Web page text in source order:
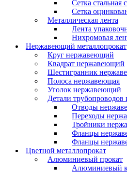
Сетка стальная
Сетка
Металлическая лента
Лента
Нихромовая
Нержавеющий металлопрокат
Круг нержавеющий
Квадрат нержавеющий
Шестигранник
Полоса нержавеющая
Уголок нержавеющий
Детали
Отводы
Переходы
Тройники
Фланцы
Фланцы
Цветной металлопрокат
Алюминиевый прокат
Алюминиевый